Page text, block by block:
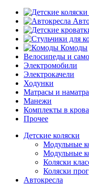
Комоды
Велосипеды и
Электромобили
Электрокачели
Ходунки
Матрасы и
Манежи
Комплекты в
Прочее
Детские коляски
Модульные
Модульные
Коляски
Коляски
Автокресла